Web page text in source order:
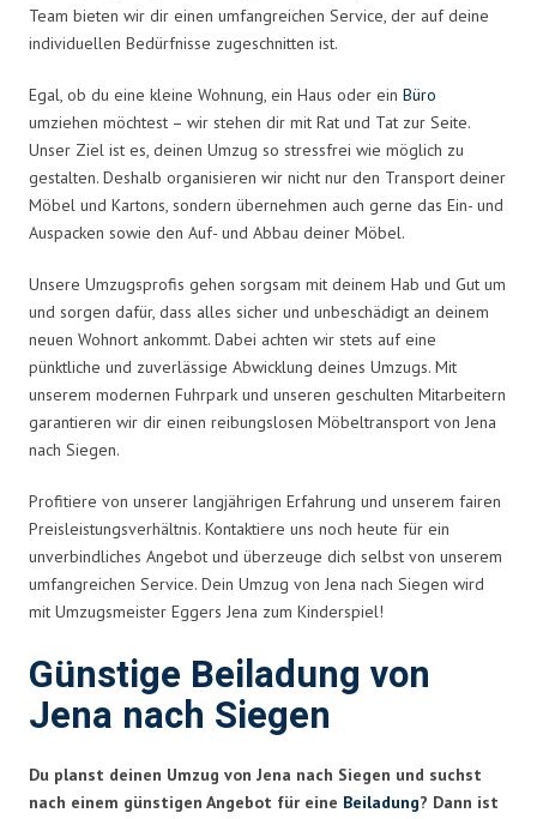
Team bieten wir dir einen umfangreichen Service, der auf deine
individuellen Bedürfnisse zugeschnitten ist.
Egal, ob du eine kleine Wohnung, ein Haus oder ein Büro
umziehen möchtest – wir stehen dir mit Rat und Tat zur Seite.
Unser Ziel ist es, deinen Umzug so stressfrei wie möglich zu
gestalten. Deshalb organisieren wir nicht nur den Transport deiner
Möbel und Kartons, sondern übernehmen auch gerne das Ein- und
Auspacken sowie den Auf- und Abbau deiner Möbel.
Unsere Umzugsprofis gehen sorgsam mit deinem Hab und Gut um
und sorgen dafür, dass alles sicher und unbeschädigt an deinem
neuen Wohnort ankommt. Dabei achten wir stets auf eine
pünktliche und zuverlässige Abwicklung deines Umzugs. Mit
unserem modernen Fuhrpark und unseren geschulten Mitarbeitern
garantieren wir dir einen reibungslosen Möbeltransport von Jena
nach Siegen.
Profitiere von unserer langjährigen Erfahrung und unserem fairen
Preisleistungsverhältnis. Kontaktiere uns noch heute für ein
unverbindliches Angebot und überzeuge dich selbst von unserem
umfangreichen Service. Dein Umzug von Jena nach Siegen wird
mit Umzugsmeister Eggers Jena zum Kinderspiel!
Günstige Beiladung von
Jena nach Siegen
Du planst deinen Umzug von Jena nach Siegen und suchst
nach einem günstigen Angebot für eine Beiladung? Dann ist